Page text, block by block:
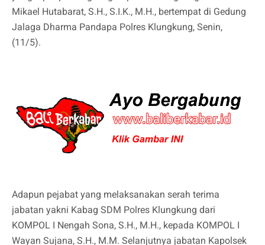
Mikael Hutabarat, S.H., S.I.K., M.H., bertempat di Gedung
Jalaga Dharma Pandapa Polres Klungkung, Senin,
(11/5).
Adapun pejabat yang melaksanakan serah terima
jabatan yakni Kabag SDM Polres Klungkung dari
KOMPOL I Nengah Sona, S.H., M.H., kepada KOMPOL I
Wayan Sujana, S.H., M.M. Selanjutnya jabatan Kapolsek